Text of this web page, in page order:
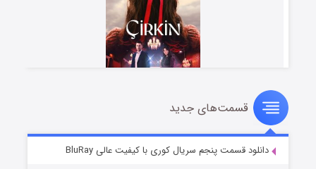
سریال زشت
قسمت۲ (زیرنویس) منتشر شد
قسمت‌های جدید
دانلود قسمت پنجم سریال کوری با کیفیت عالی BluRay